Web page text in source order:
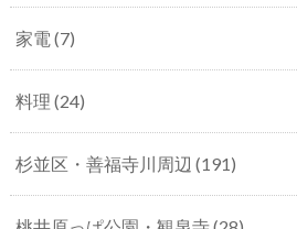
家電 (7)
料理 (24)
杉並区・善福寺川周辺 (191)